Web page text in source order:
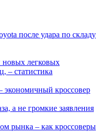
после удара по складу
легковых
– статистика
экономичный кроссовер
а не громкие заявления
рынка – как кроссоверы